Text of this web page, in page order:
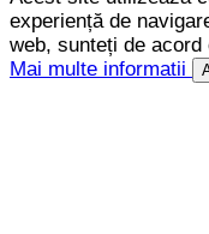
experiență de
web, sunteți de
Mai multe informatii